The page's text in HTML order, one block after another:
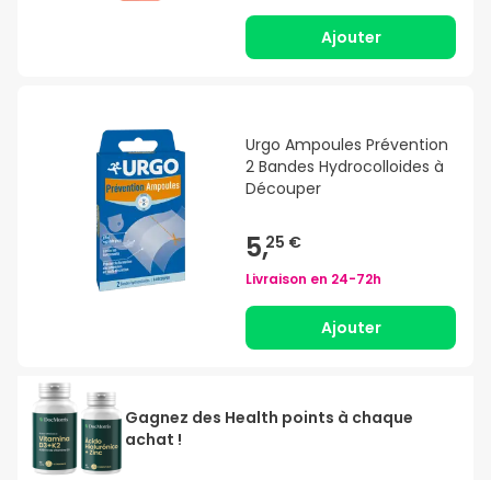
Ajouter
Urgo Ampoules Prévention
2 Bandes Hydrocolloides à
Découper
5,25 €
Livraison en 24-72h
Ajouter
Gagnez des Health points à chaque
achat !